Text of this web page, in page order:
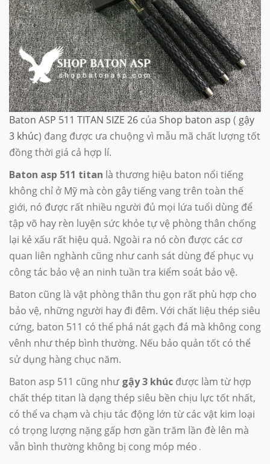
Baton ASP 511 TITAN SIZE 26 của Shop baton asp ( gậy
3 khúc) đang được ưa chuộng vì mẫu mã chất lượng tốt
đồng thời giá cả hợp lí.
Baton asp 511 titan là thương hiệu baton nổi tiếng
không chỉ ở Mỹ mà còn gây tiếng vang trên toàn thế
giới, nó được rất nhiều người đủ mọi lứa tuổi dùng để
tập võ hay rèn luyện sức khỏe tự vệ phòng thân chống
lại kẻ xấu rất hiệu quả. Ngoài ra nó còn được các cơ
quan liên nghành cũng như canh sát dùng để phục vụ
công tác bảo vệ an ninh tuần tra kiểm soát bảo vệ.
Baton cũng là vật phòng thân thu gọn rất phù hợp cho
bảo vệ, những người hay đi đêm. Với chất liệu thép siêu
cứng, baton 511 có thể phá nát gạch đá mà không cong
vênh như thép bình thường. Nếu bảo quản tốt có thể
sử dụng hàng chục năm.
Baton asp 511 cũng như gậy 3 khúc được làm từ hợp
chất thép titan là dạng thép siêu bền chịu lực tốt nhất,
có thể va chạm và chịu tác động lớn từ các vật kim loại
có trọng lượng nặng gấp hơn gần trăm lần đè lên mà
vẫn bình thường không bị cong móp méo .